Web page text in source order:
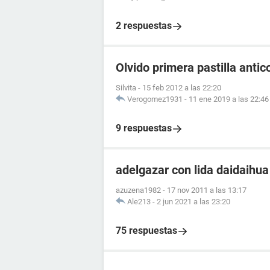
2 respuestas
Olvido primera pastilla
Silvita - 15 feb 2012 a las 22:20
Verogomez1931 - 11 ene 2019 a las 22:46
9 respuestas
adelgazar con lida daidaihua
azuzena1982 - 17 nov 2011 a las 13:17
Ale213 - 2 jun 2021 a las 23:20
75 respuestas